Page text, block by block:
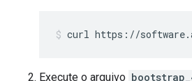
curl https://
Execute o arquivo